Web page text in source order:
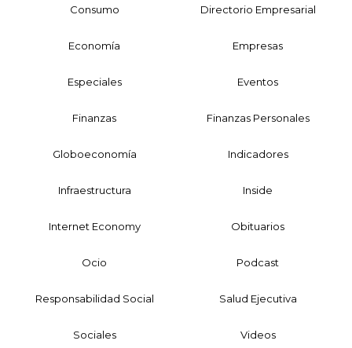
Consumo Directorio Empresarial
Economía Empresas
Especiales Eventos
Finanzas Finanzas Personales
Globoeconomía Indicadores
Infraestructura Inside
Internet Economy Obituarios
Ocio Podcast
Responsabilidad Social Salud Ejecutiva
Sociales Videos